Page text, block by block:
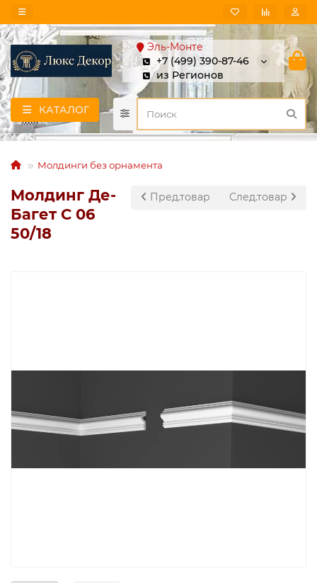
Эль-Монте
+7 (499) 390-87-46
из Регионов
КАТАЛОГ
Молдинги без орнамента
Пред.товар След.товар
Молдинг Де-
Багет С 06
50/18